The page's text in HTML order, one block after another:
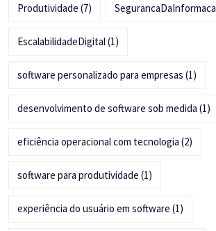
Produtividade (7)
EscalabilidadeDigital(1)
software personalizado para empresas (1)
desenvolvimento de software sob medida (1)
eficiência operacional com tecnologia (2)
software para produtividade (1)
experiência do usuário em software (1)